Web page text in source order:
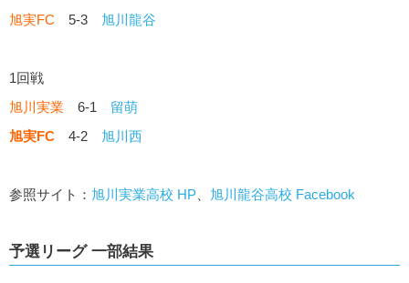
旭実FC 5-3 旭川龍谷
1回戦
旭川実業 6-1 留萌
旭実FC 4-2 旭川西
参照サイト： 旭川実業高校 HP 旭川龍谷高校 Facebook
予選リーグ 一部結果